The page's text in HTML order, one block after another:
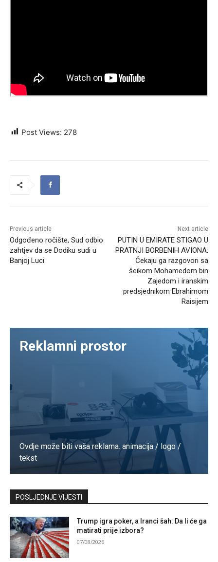
Post Views: 278
Previous article
Odgođeno ročište, Sud odbio
zahtjev da se Dodiku sudi u
Banjoj Luci
Next article
PUTIN U EMIRATE STIGAO U
PRATNJI BORBENIH AVIONA:
Čekaju ga razgovori sa
šeikom Mohamedom bin
Zajedom i iranskim
predsjednikom Ebrahimom
Raisijem
Reklamni prostor
Ovdje može biti vaša reklama. animacija / logo /
tekst
Kontaktirajte nas
POSLJEDNJE VIJESTI
Trump igra poker, a Iranci šah: Da li će ga
matirati prije izbora?
07/08/2026